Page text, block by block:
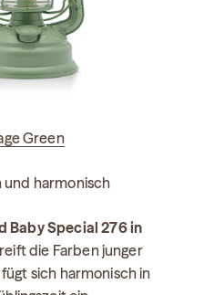
Green
und harmonisch
Baby Special 276 in
die Farben junger
sich harmonisch in